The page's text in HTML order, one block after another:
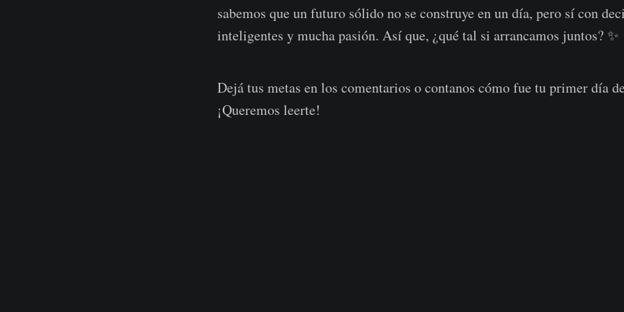
sabemos que un futuro sólido no se construye en un día, pero sí con
inteligentes y mucha pasión. Así que, ¿qué tal si arrancamos juntos? ✨
Dejá tus metas en los comentarios o contanos cómo fue tu primer día
¡Queremos leerte!